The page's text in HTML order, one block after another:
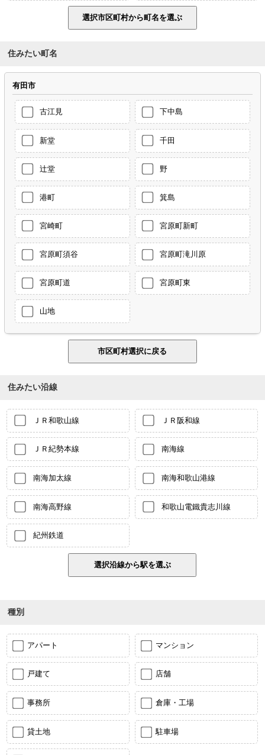
住みたい町名
有田市
古江見 下中島
新堂 千田
辻堂 野
港町 箕島
宮崎町 宮原町新町
宮原町須谷 宮原町滝川原
宮原町道 宮原町東
山地
住みたい沿線
ＪＲ和歌山線 ＪＲ阪和線
ＪＲ紀勢本線 南海線
南海加太線 南海和歌山港線
南海高野線 和歌山電鐵貴志川線
紀州鉄道
種別
アパート マンション
戸建て 店舗
事務所 倉庫・工場
貸土地 駐車場